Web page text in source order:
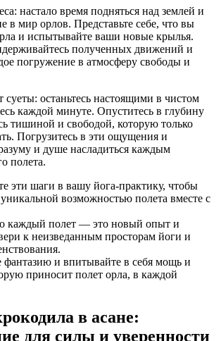
настало время подняться над землей и
в мир орлов. Представьте себе, что вы
и испытывайте ваши новые крылья.
полученных движений и
погружение в атмосферу свободы и
суеты: останьтесь настоящими в чистом
каждой минуте. Опуститесь в глубину
тишиной и свободой, которую только
Погрузитесь в эти ощущения и
и душе насладиться каждым
полета.
эти шаги в вашу йога-практику, чтобы
уникальной возможностью полета вместе с
каждый полет — это новый опыт и
к неизведанным просторам йоги и
фантазию и впитывайте в себя мощь и
приносит полет орла, в каждой
в асане:
для силы и уверенности